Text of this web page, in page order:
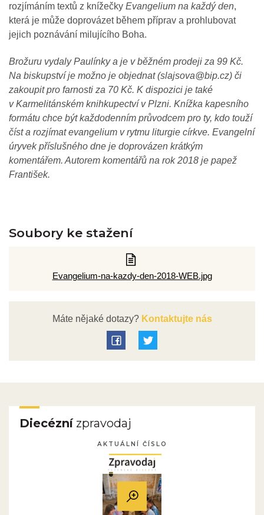
rozjímáním textů z knížečky Evangelium na každý den,
která je může doprovázet během příprav a prohlubovat
jejich poznávání milujícího Boha.
Brožuru vydaly Paulínky a je v běžném prodeji za 99 Kč.
Na biskupství je možno je objednat (slajsova@bip.cz) či
zakoupit pro farnosti za 70 Kč. K dispozici je také
v Karmelitánském knihkupectví v Plzni. Knížka kapesního
formátu chce být každodenním průvodcem pro ty, kdo touží
číst a rozjímat evangelium v rytmu liturgie církve. Evangelní
úryvek příslušného dne je doprovázen krátkým
komentářem. Autorem komentářů na rok 2018 je papež
František.
Soubory ke stažení
Evangelium-na-kazdy-den-2018-WEB.jpg
Máte nějaké dotazy?Kontaktujte nás
Diecéznízpravodaj
AKTUÁLNÍ ČÍSLO